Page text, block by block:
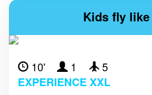
Kids fly
10' 1
5
EXPERIENCE XXL